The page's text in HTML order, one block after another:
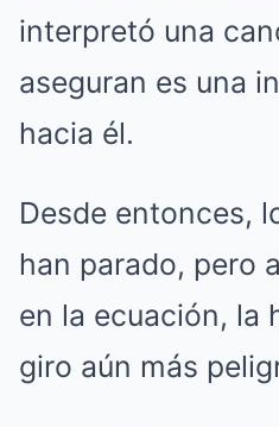
interpretó una
aseguran es una
hacia él.
Desde entonces,
han parado, pero
en la ecuación, la
giro aún más